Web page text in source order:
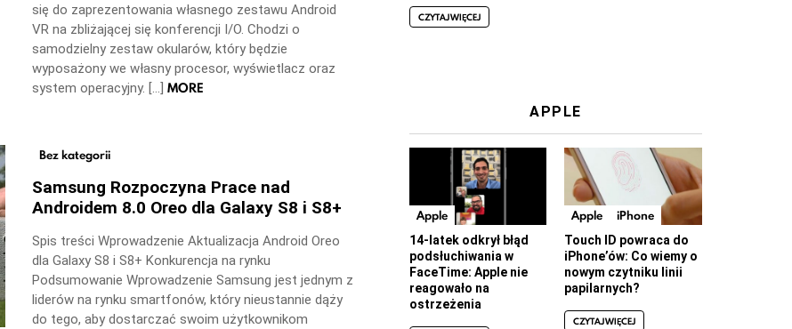
się do zaprezentowania własnego zestawu Android
VR na zbliżającej się konferencji I/O. Chodzi o
samodzielny zestaw okularów, który będzie
wyposażony we własny procesor, wyświetlacz oraz
system operacyjny. […] MORE
Bez kategorii
Samsung Rozpoczyna Prace nad
Androidem 8.0 Oreo dla Galaxy S8 i S8+
Spis treści Wprowadzenie Aktualizacja Android Oreo
dla Galaxy S8 i S8+ Konkurencja na rynku
Podsumowanie Wprowadzenie Samsung jest jednym z
liderów na rynku smartfonów, który nieustannie dąży
do tego, aby dostarczać swoim użytkownikom
CZYTAJ WIĘCEJ
APPLE
Apple
14-latek odkrył błąd
podsłuchiwania w
FaceTime: Apple nie
reagowało na
ostrzeżenia
Apple iPhone
Touch ID powraca do
iPhone’ów: Co wiemy o
nowym czytniku linii
papilarnych?
CZYTAJ WIĘCEJ